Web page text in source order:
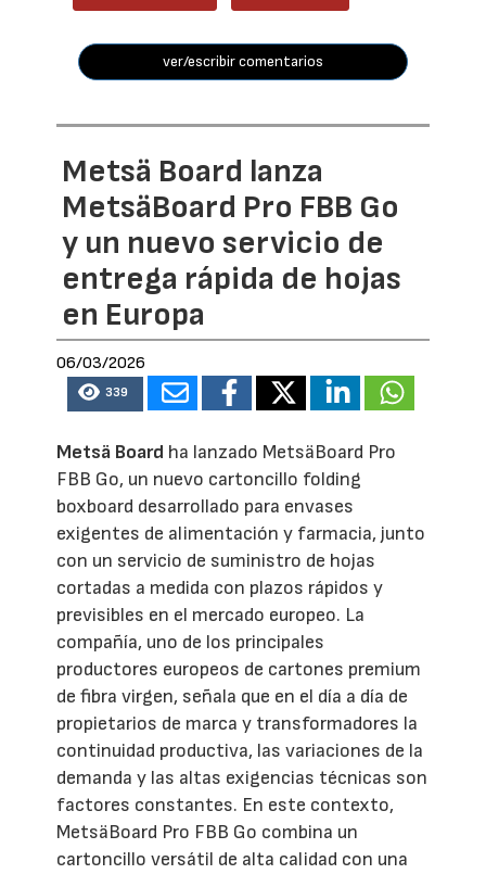
ver/escribir comentarios
Metsä Board lanza
MetsäBoard Pro FBB Go
y un nuevo servicio de
entrega rápida de hojas
en Europa
06/03/2026
339
Metsä Board ha lanzado MetsäBoard Pro
FBB Go, un nuevo cartoncillo folding
boxboard desarrollado para envases
exigentes de alimentación y farmacia, junto
con un servicio de suministro de hojas
cortadas a medida con plazos rápidos y
previsibles en el mercado europeo. La
compañía, uno de los principales
productores europeos de cartones premium
de fibra virgen, señala que en el día a día de
propietarios de marca y transformadores la
continuidad productiva, las variaciones de la
demanda y las altas exigencias técnicas son
factores constantes. En este contexto,
MetsäBoard Pro FBB Go combina un
cartoncillo versátil de alta calidad con una